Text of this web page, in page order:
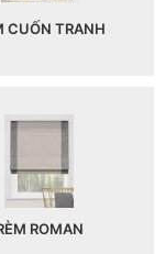
CUỐN TRANH
ROMAN